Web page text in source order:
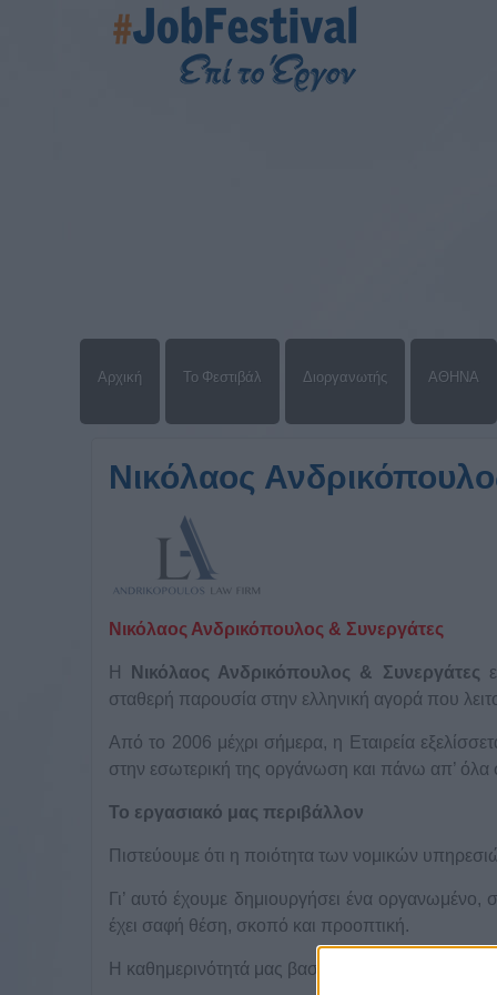
Αρχική Το Φεστιβάλ Διοργανωτής ΑΘΗΝΑ
Νικόλαος
Νικόλαος Ανδρικόπουλος & Συνεργάτες
Η Νικόλαος Ανδρικόπουλος & Συνεργάτες
σταθερή παρουσία στην ελληνική αγορά που
Από το 2006 μέχρι σήμερα, η Εταιρεία
στην εσωτερική της οργάνωση και πάνω απ’
Το εργασιακό μας περιβάλλον
Πιστεύουμε ότι η ποιότητα των νομικών
Γι’ αυτό έχουμε δημιουργήσει ένα
έχει σαφή θέση, σκοπό και προοπτική.
Η καθημερινότητά μας βασίζεται: